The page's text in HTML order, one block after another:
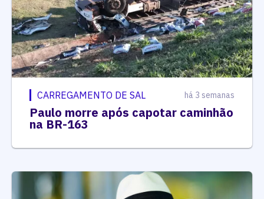
CARREGAMENTO DE SAL há 3 semanas
Paulo morre após capotar caminhão
na BR-163